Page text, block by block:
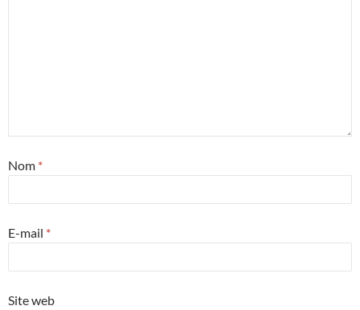
Nom *
E-mail *
Site web